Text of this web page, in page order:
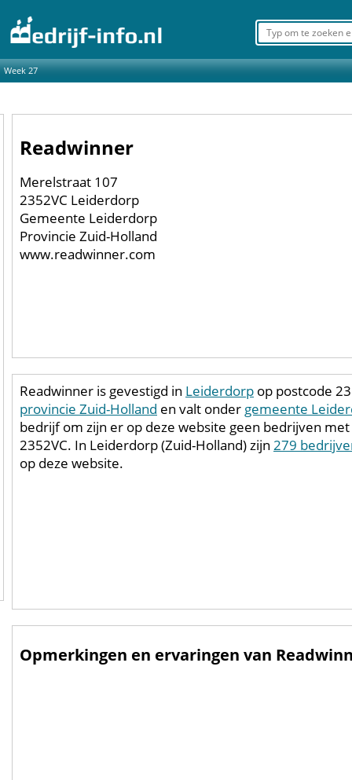
Week 27
Readwinner
Merelstraat 107
2352VC Leiderdorp
Gemeente Leiderdorp
Provincie Zuid-Holland
www.readwinner.com
Readwinner is gevestigd in Leiderdorp op postcode
provincie Zuid-Holland en valt onder gemeente
bedrijf om zijn er op deze website geen bedrijven
2352VC. In Leiderdorp (Zuid-Holland) zijn 279
op deze website.
Opmerkingen en ervaringen van